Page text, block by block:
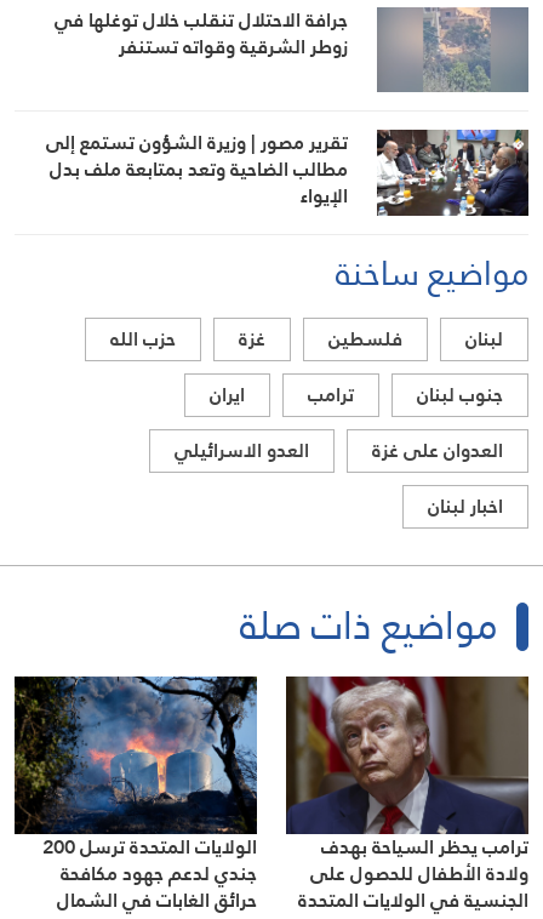
جرافة الاحتلال تنقلب خلال توغلها في
زوطر الشرقية وقواته تستنفر
تقرير مصور | وزيرة الشؤون تستمع إلى
مطالب الضاحية وتعد بمتابعة ملف بدل
الإيواء
مواضيع ساخنة
لبنان فلسطين غزة
حزب الله
جنوب لبنان
ترامب
ايران
العدوان على غزة
العدو الاسرائيلي
اخبار لبنان
مواضيع ذات صلة
ترامب يحظر السياحة بهدف
ولادة الأطفال للحصول على
الجنسية في الولايات المتحدة
الولايات المتحدة ترسل 200
جندي لدعم جهود مكافحة
حرائق الغابات في الشمال